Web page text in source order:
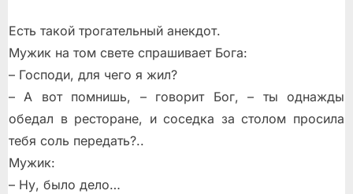
Есть такой трогательный анекдот.
Мужик на том свете спрашивает Бога:
– Господи, для чего я жил?
– А вот помнишь, – говорит Бог, – ты однажды
обедал в ресторане, и соседка за столом просила
тебя соль передать?..
Мужик:
– Ну, было дело…